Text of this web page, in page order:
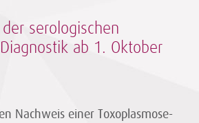
serologischen
Diagnostik ab 1. Oktober
Nachweis einer Toxoplasmose-